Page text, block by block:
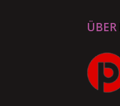
ÜBER